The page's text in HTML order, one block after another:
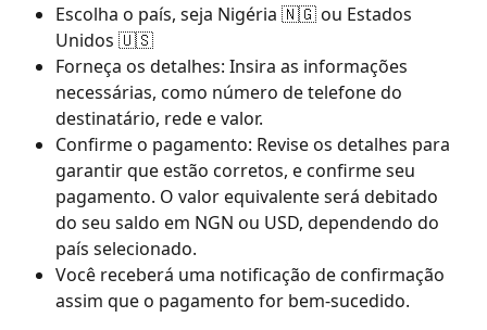
Escolha o país, seja Nigéria 🇳🇬 ou Estados
Unidos 🇺🇸
Forneça os detalhes: Insira as informações
necessárias, como número de telefone do
destinatário, rede e valor.
Confirme o pagamento: Revise os detalhes para
garantir que estão corretos, e confirme seu
pagamento. O valor equivalente será debitado
do seu saldo em NGN ou USD, dependendo do
país selecionado.
Você receberá uma notificação de confirmação
assim que o pagamento for bem-sucedido.